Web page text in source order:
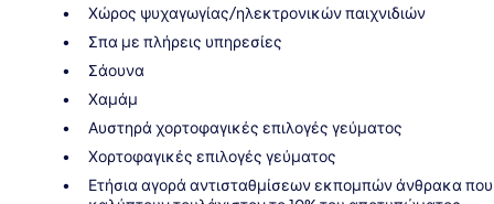
Χώρος ψυχαγωγίας/ηλεκτρονικών παιχνιδιών
Σπα με πλήρεις υπηρεσίες
Σάουνα
Χαμάμ
Αυστηρά χορτοφαγικές επιλογές γεύματος
Χορτοφαγικές επιλογές γεύματος
Ετήσια αγορά αντισταθμίσεων εκπομπών άνθρακα που